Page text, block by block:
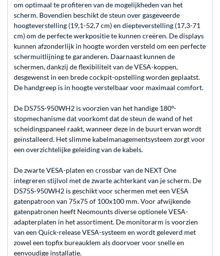
om optimaal te profiteren van de mogelijkheden van het
scherm. Bovendien beschikt de steun over gasgeveerde
hoogteverstelling (19,1-52,7 cm) en diepteverstelling (17,3-71
cm) om de perfecte werkpositie te kunnen creëren. De displays
kunnen afzonderlijk in hoogte worden versteld om een perfecte
schermuitlijning te garanderen. Daarnaast kunnen de
schermen, dankzij de flexibiliteit van de VESA-koppen,
desgewenst in een brede cockpit-opstelling worden geplaatst.
De handgreep is in hoogte verstelbaar voor maximaal comfort.
De DS75S-950WH2 is voorzien van het handige 180°-
stopmechanisme dat voorkomt dat de steun de wand of het
scheidingspaneel raakt, wanneer deze in de buurt ervan wordt
geïnstalleerd. Het slimme kabelmanagementsysteem zorgt voor
een overzichtelijke geleiding van de kabels.
De zwarte VESA-platen en crossbar van de NEXT One
integreren stijlvol met de zwarte achterkant van je scherm. De
DS75S-950WH2 is geschikt voor schermen met een VESA
gatenpatroon van 75x75 of 100x100 mm. Voor afwijkende
gatenpatronen heeft Neomounts diverse optionele VESA-
adapterplaten in het assortiment. De monitorarm is voorzien
van een Quick-release VESA-systeem en wordt geleverd met
zowel een topfix bureauklem als doorvoer voor snelle en
eenvoudige installatie.